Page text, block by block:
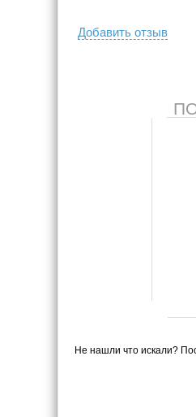
Добавить отзыв
Не нашли что искали?